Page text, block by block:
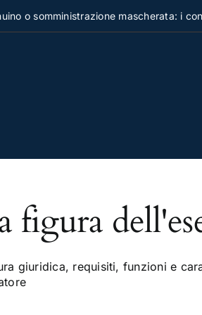
o somministrazione mascherata: i
figura
giuridica, requisiti, funzioni e